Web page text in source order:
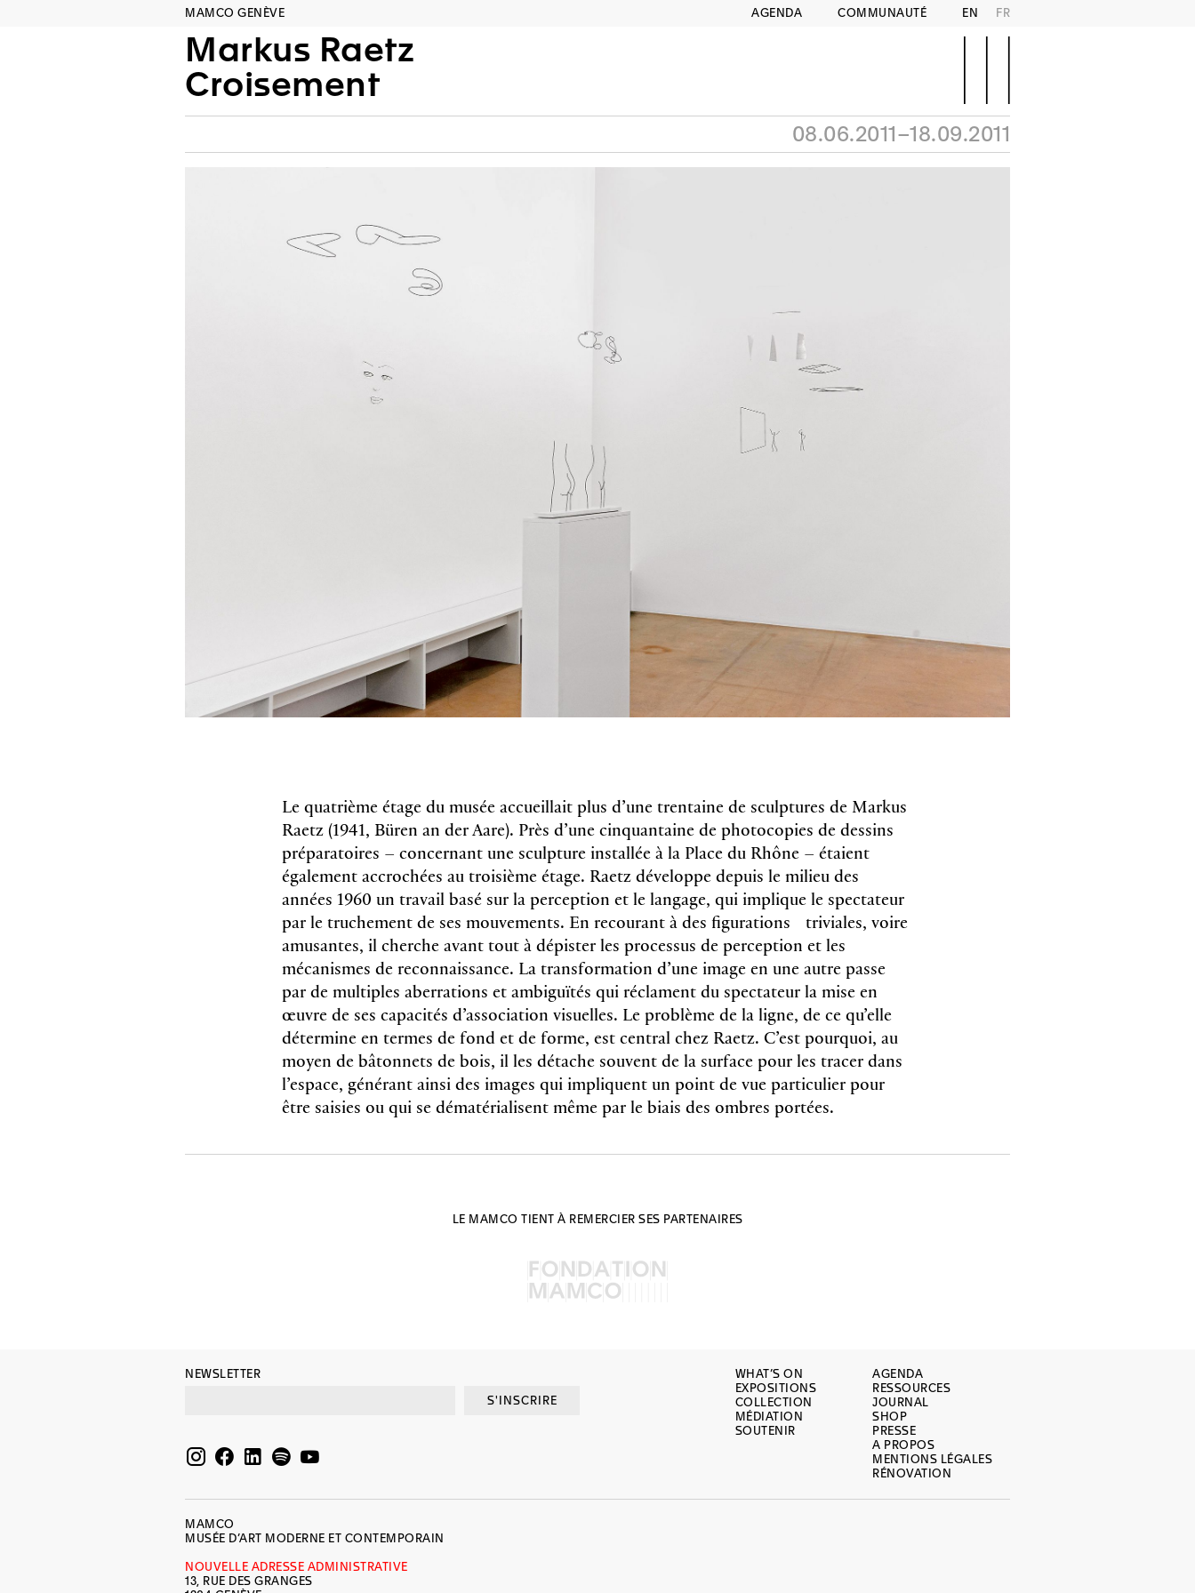
MAMCO GENÈVE AGENDA COMMUNAUTÉ EN FR
Markus Raetz
Croisement
08.06.2011–18.09.2011
Le quatrième étage du musée accueillait plus d’une trentaine de sculptures de Markus
Raetz (1941, Büren an der Aare). Près d’une cinquantaine de photocopies de dessins
préparatoires – concernant une sculpture installée à la Place du Rhône – étaient
également accrochées au troisième étage. Raetz développe depuis le milieu des
années 1960 un travail basé sur la perception et le langage, qui implique le spectateur
par le truchement de ses mouvements. En recourant à des figurations triviales, voire
amusantes, il cherche avant tout à dépister les processus de perception et les
mécanismes de reconnaissance. La transformation d’une image en une autre passe
par de multiples aberrations et ambiguïtés qui réclament du spectateur la mise en
œuvre de ses capacités d’association visuelles. Le problème de la ligne, de ce qu’elle
détermine en termes de fond et de forme, est central chez Raetz. C’est pourquoi, au
moyen de bâtonnets de bois, il les détache souvent de la surface pour les tracer dans
l’espace, générant ainsi des images qui impliquent un point de vue particulier pour
être saisies ou qui se dématérialisent même par le biais des ombres portées.
LE MAMCO TIENT À REMERCIER SES PARTENAIRES
NEWSLETTER
S'INSCRIRE
WHAT’S ON
EXPOSITIONS
COLLECTION
MÉDIATION
SOUTENIR
AGENDA
RESSOURCES
JOURNAL
SHOP
PRESSE
A PROPOS
MENTIONS LÉGALES
RÉNOVATION
MAMCO
MUSÉE D’ART MODERNE ET CONTEMPORAIN
NOUVELLE ADRESSE ADMINISTRATIVE
13, RUE DES GRANGES